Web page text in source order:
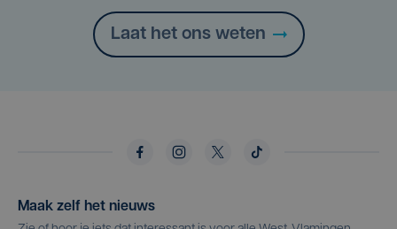
Laat het ons weten
Maak zelf het nieuws